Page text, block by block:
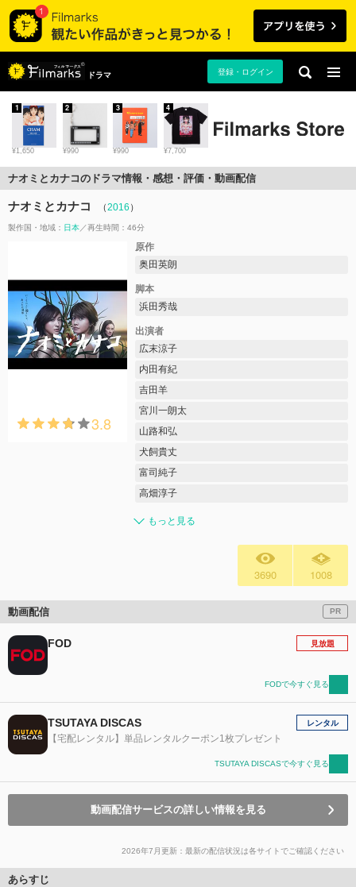
ドラマ 登録・ログイン
¥1,650
1
¥990
2
¥990
3
¥7,700
4
ナオミとカナコのドラマ情報・感想・評価・動画配信
ナオミとカナコ （2016 ）
製作国・地域： 日本 再生時間：46分
3.8
原作
奥田英朗
脚本
浜田秀哉
出演者
広末涼子
内田有紀
吉田羊
宮川一朗太
山路和弘
犬飼貴丈
富司純子
高畑淳子
もっと見る
3690 1008
動画配信 PR
FOD 見放題
FODで今すぐ見る
TSUTAYA DISCAS
【宅配レンタル】単品レンタルクーポン1枚プレゼント
レンタル
TSUTAYA DISCASで今すぐ見る
動画配信サービスの詳しい情報を見る
2026年7月更新：最新の配信状況は各サイトでご確認ください
あらすじ